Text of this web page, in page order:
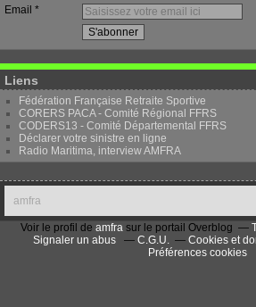
Email
Liens
Fédération Française Retraite Sportive
CORERS PACA - Comité Régional FFRS
CODERS13 - Comité Départemental FFRS
Déclarer votre sinistre en ligne
Radio Maritima, interview AMFRA
amfra
Voir le profil de amfra sur le portail Overblog
Signaler un abus
C.G.U.
Cookies et
Préférences cookies